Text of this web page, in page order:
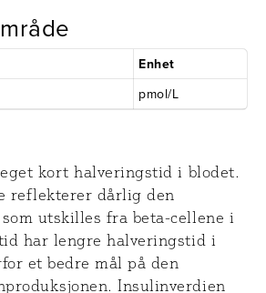
Enhet
pmol/L
kort halveringstid i blodet.
reflekterer dårlig den
utskilles fra beta-cellene i
har lengre halveringstid i
et bedre mål på den
Insulinverdien